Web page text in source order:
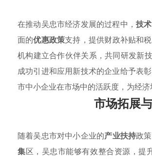
在推动吴忠市经济发展的过程中，技
面的优惠政策支持，提供财政补贴和
机构建立合作伙伴关系，共同研发新
成功引进和应用新技术的企业给予表
市中小企业在市场中的活跃度，为经
市场拓展
随着吴忠市对中小企业的产业扶持政
集区，吴忠市能够有效整合资源，提